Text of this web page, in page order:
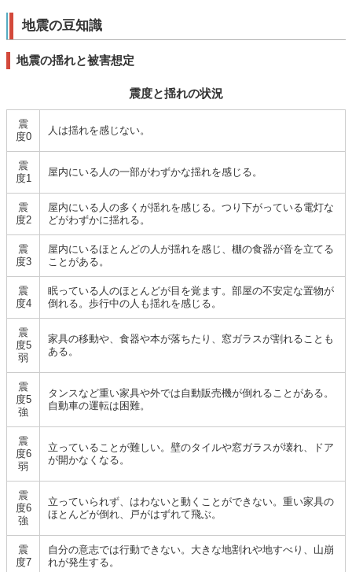
地震の豆知識
地震の揺れと被害想定
震度と揺れの状況
震
度0
人は揺れを感じない。
震
度1
屋内にいる人の一部がわずかな揺れを感じる。
震
度2
屋内にいる人の多くが揺れを感じる。つり下がっている電灯な
どがわずかに揺れる。
震
度3
屋内にいるほとんどの人が揺れを感じ、棚の食器が音を立てる
ことがある。
震
度4
眠っている人のほとんどが目を覚ます。部屋の不安定な置物が
倒れる。歩行中の人も揺れを感じる。
震
度5
弱
家具の移動や、食器や本が落ちたり、窓ガラスが割れることも
ある。
震
度5
強
タンスなど重い家具や外では自動販売機が倒れることがある。
自動車の運転は困難。
震
度6
弱
立っていることが難しい。壁のタイルや窓ガラスが壊れ、ドア
が開かなくなる。
震
度6
強
立っていられず、はわないと動くことができない。重い家具の
ほとんどが倒れ、戸がはずれて飛ぶ。
震
度7
自分の意志では行動できない。大きな地割れや地すべり、山崩
れが発生する。